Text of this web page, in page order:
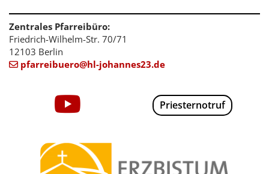
Zentrales Pfarreibüro:
Friedrich-Wilhelm-Str. 70/71
12103 Berlin
 pfarreibuero@hl-johannes23.de
Priesternotruf